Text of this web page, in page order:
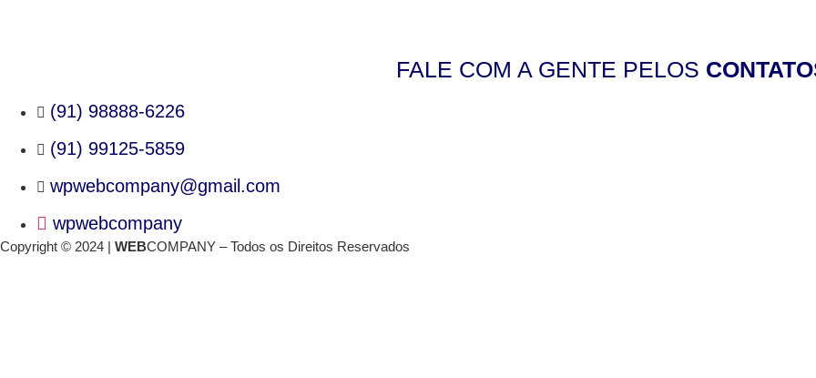
FALE COM A GENTE PELOS
(91) 98888-6226
(91) 99125-5859
wpwebcompany@gmail.com
wpwebcompany
Copyright © 2024 | WEBCOMPANY – Todos os Direitos Reservados